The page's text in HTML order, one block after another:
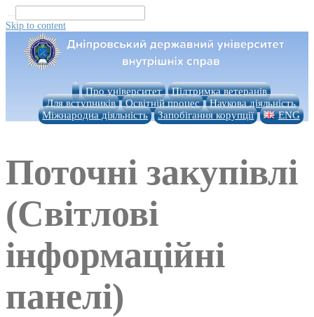
...
Skip to content
Про університет
Підтримка ветеранів
Для вступників
Освітній процес
Наукова діяльність
Міжнародна діяльність
Запобігання корупції ENG
Поточні закупівлі
(Світлові
інформаційні
панелі)